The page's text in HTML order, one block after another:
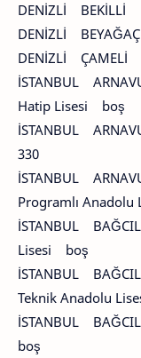
DENİZLİ BEKİLLİ
DENİZLİ
DENİZLİ ÇAMELİ
İSTANBUL
Hatip Lisesi boş
İSTANBUL
330
İSTANBUL
Programlı
İSTANBUL
Lisesi boş
İSTANBUL
Teknik Anadolu
İSTANBUL
boş